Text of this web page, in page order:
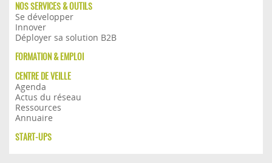
NOS SERVICES & OUTILS
Se développer
Innover
Déployer sa solution B2B
FORMATION & EMPLOI
CENTRE DE VEILLE
Agenda
Actus du réseau
Ressources
Annuaire
START-UPS